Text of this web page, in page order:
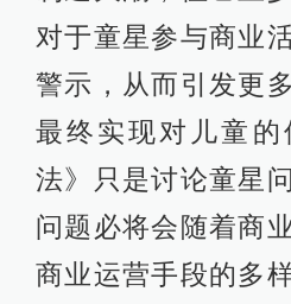
对于童星参与商业
警示，从而引发更
最终实现对儿童
法》只是讨论童星
问题必将会随着商
商业运营手段的多